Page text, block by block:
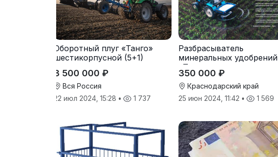
Оборотный плуг «Танго»
шестикорпусной (5+1)
3 500 000 ₽
Вся Россия
22 июл 2024, 15:28 • 1 737
Разбрасыватель
минеральных удобрений
«Тверк»
350 000 ₽
Краснодарский край
25 июн 2024, 11:42 • 1 569